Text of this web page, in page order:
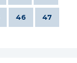
46 47